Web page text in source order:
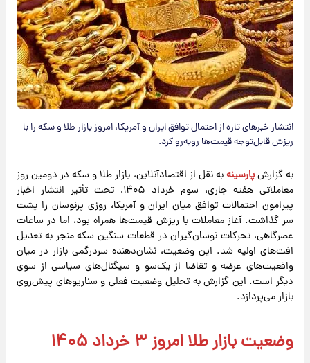
انتشار خبر‌های تازه از احتمال توافق ایران و آمریکا، امروز بازار طلا و سکه را با
ریزش قابل‌توجه قیمت‌ها روبه‌رو کرد.
به گزارشپارسینهبه نقل از اقتصادآنلاین، بازار طلا و سکه در دومین روز
معاملاتی هفته جاری، سوم خرداد ۱۴۰۵، تحت تأثیر انتشار اخبار
پیرامون احتمالات توافق میان ایران و آمریکا، روزی پرنوسان را پشت
سر گذاشت. آغاز معاملات با ریزش قیمت‌ها همراه بود، اما در ساعات
عصرگاهی، تحرکات نوسان‌گیران در قطعات سنگین سکه منجر به تعدیل
افت‌های اولیه شد. این وضعیت، نشان‌دهنده سردرگمی بازار در میان
واقعیت‌های عرضه و تقاضا از یک‌سو و سیگنال‌های سیاسی از سوی
دیگر است. این گزارش به تحلیل وضعیت فعلی و سناریوهای پیش‌روی
بازار می‌پردازد.
وضعیت بازار طلا امروز ۳ خرداد ۱۴۰۵